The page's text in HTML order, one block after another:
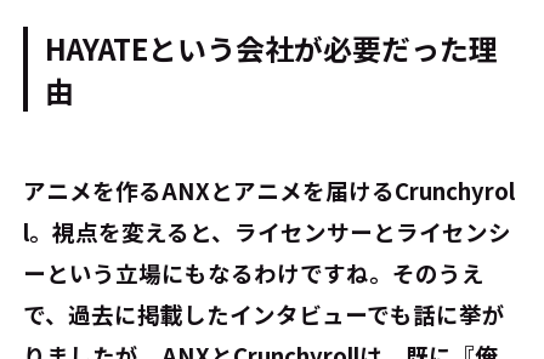
HAYATEという会社が必要だった理
由
――アニメを作るANXとアニメを届けるCrunchyrol
l。視点を変えると、ライセンサーとライセンシ
ーという立場にもなるわけですね。そのうえ
で、過去に掲載したインタビューでも話に挙が